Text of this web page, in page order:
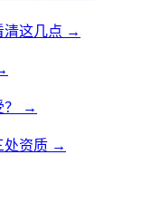
清这几点 →
→
处资质 →